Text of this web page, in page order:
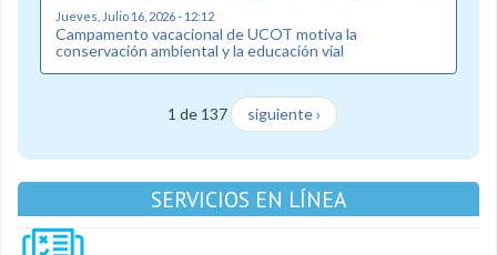
Jueves, Julio 16, 2026 - 12:12
Campamento vacacional de UCOT motiva la
conservación ambiental y la educación vial
1 de 137 siguiente ›
SERVICIOS EN LÍNEA